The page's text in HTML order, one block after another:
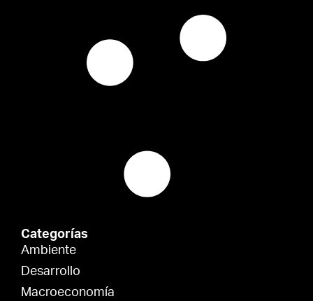
Categorías
Ambiente
Desarrollo
Macroeconomía